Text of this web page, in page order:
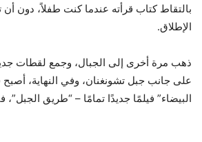
بالتقاط كتاب قرأته عندما كنت طفلاً، دون
الإطلاق.
ذهب مرة أخرى إلى الجبال، وجمع لقطات
على جانب جبل تشونغنان، وفي النهاية،
البيضاء” فيلمًا جديدًا تمامًا – “طريق الجبل”،